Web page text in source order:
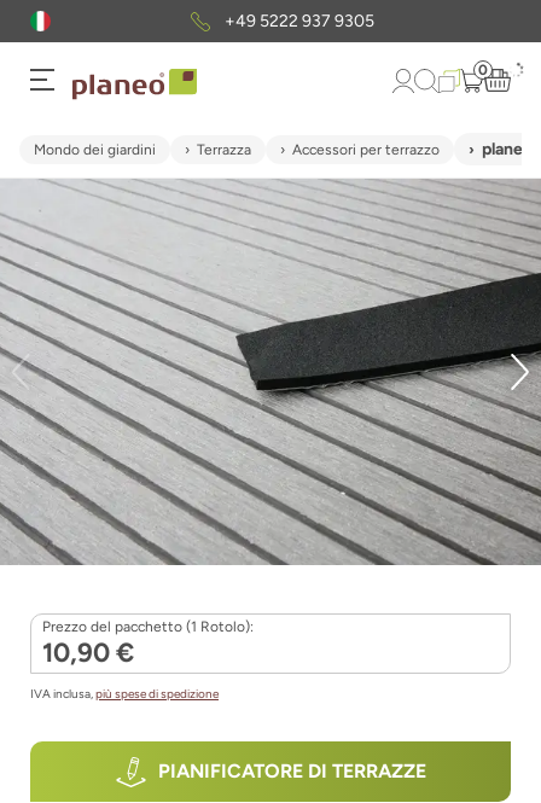
+49 5222 937 9305
0
Mondo dei giardini Terrazza Accessori per terrazzo planeo
Prezzo del pacchetto (1 Rotolo):
10,90 €
PIANIFICATORE DI TERRAZZE
IVA inclusa,più spese di spedizione